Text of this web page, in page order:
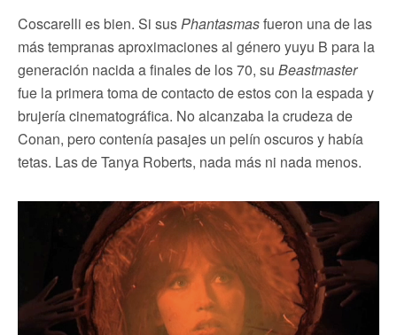
Coscarelli es bien. Si susPhantasmasfueron una de las
más tempranas aproximaciones al género yuyu B para la
generación nacida a finales de los 70, su Beastmaster
fue la primera toma de contacto de estos con la espada y
brujería cinematográfica. No alcanzaba la crudeza de
Conan, pero contenía pasajes un pelín oscuros y había
tetas. Las de Tanya Roberts, nada más ni nada menos.